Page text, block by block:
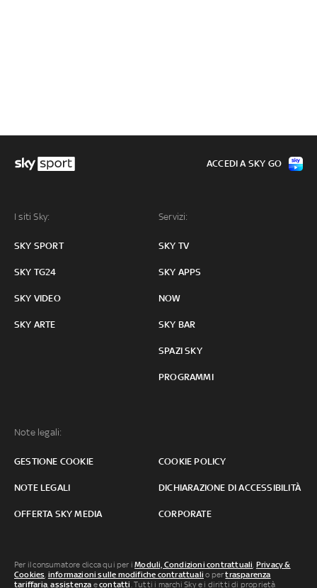
I siti Sky:
SKY SPORT
SKY TG24
SKY VIDEO
SKY ARTE
Servizi:
SKY TV
SKY APPS
NOW
SKY BAR
SPAZI SKY
PROGRAMMI
Note legali:
GESTIONE COOKIE COOKIE POLICY
NOTE LEGALI DICHIARAZIONE DI ACCESSIBILITÀ
OFFERTA SKY MEDIA CORPORATE
ACCEDI A SKY GO
Per il consumatore clicca qui per iModuli, Condizioni contrattuali, Privacy &
Cookies, informazioni sulle modifiche contrattuali o pertrasparenza
tariffaria,assistenza econtatti. Tutti i marchi Sky e i diritti di proprietà